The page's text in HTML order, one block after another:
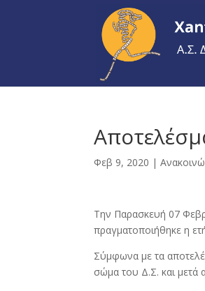
Φεβ 9, 2020 |
Την Παρασκευή 07
πραγματοποιήθηκε η
Σύμφωνα με τα
σώμα του Δ.Σ. και